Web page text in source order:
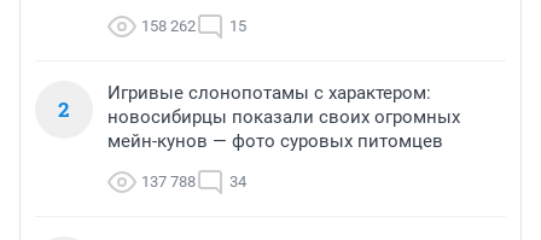
158 262 15
2
Игривые слонопотамы с характером:
новосибирцы показали своих огромных
мейн-кунов — фото суровых питомцев
137 788 34